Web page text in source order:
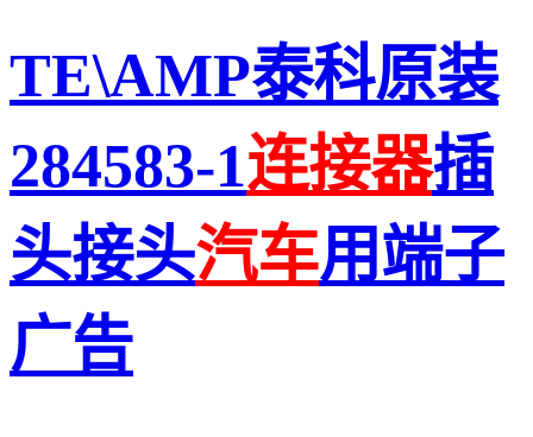
TE\AMP泰科原装
284583-1连接器插
头接头汽车用端子
广告